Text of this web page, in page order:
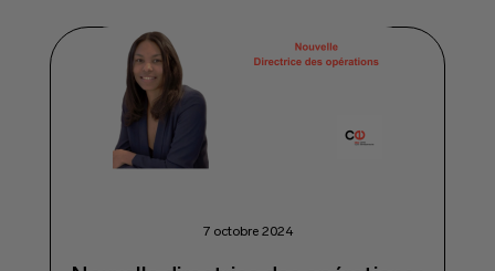
7 octobre 2024